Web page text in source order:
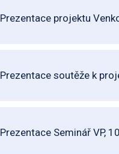
Prezentace projektu
Prezentace soutěže k
Prezentace Seminář VP,